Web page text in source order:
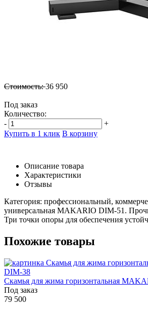
Стоимость:36 950
Под заказ
Количество:
-
+
Купить в 1 клик В корзину
Описание товара
Характеристики
Отзывы
Категория: профессиональный,
универсальная MAKARIO DIM-51.
Три точки опоры для обеспечения
Похожие товары
Скамья для жима горизонтальная
Под заказ
79 500